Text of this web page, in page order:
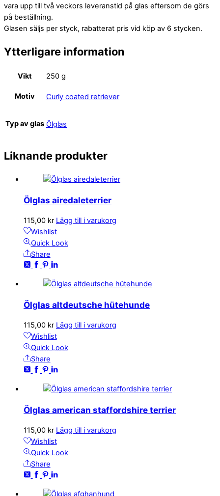
vara upp till två veckors leveranstid på glas eftersom de görs
på beställning.
Glasen säljs per styck, rabatterat pris vid köp av 6 stycken.
Ytterligare information
Vikt 250 g
Motiv Curly coated retriever
Typ av glas Ölglas
Liknande produkter
Ölglas airedaleterrier
115,00 kr Lägg till i varukorg
Wishlist
Quick Look
Share
Ölglas altdeutsche hütehunde
115,00 kr Lägg till i varukorg
Wishlist
Quick Look
Share
Ölglas american staffordshire terrier
115,00 kr Lägg till i varukorg
Wishlist
Quick Look
Share